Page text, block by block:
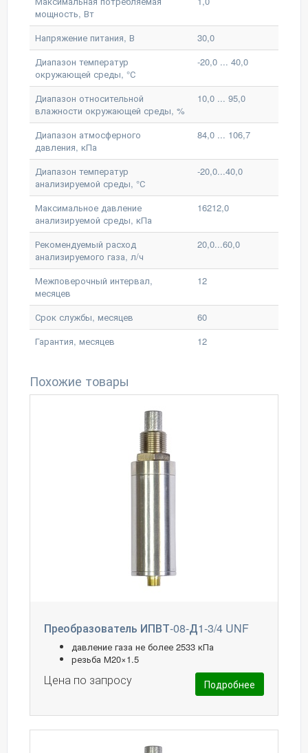
мощность, Вт
Напряжение питания, В
30,0
Диапазон температур
окружающей среды, °С
-20,0 ... 40,0
Диапазон относительной
влажности окружающей среды, %
10,0 ... 95,0
Диапазон атмосферного
давления, кПа
84,0 ... 106,7
Диапазон температур
анализируемой среды, °С
-20,0...40,0
Максимальное давление
анализируемой среды, кПа
16212,0
Рекомендуемый расход
анализируемого газа, л/ч
20,0...60,0
Межповерочный интервал,
месяцев
12
Срок службы, месяцев
60
Гарантия, месяцев
12
Похожие товары
Преобразователь ИПВТ-08-Д1-3/4 UNF
давление газа не более 2533 кПа
резьба М20×1.5
Цена по запросу Подробнее